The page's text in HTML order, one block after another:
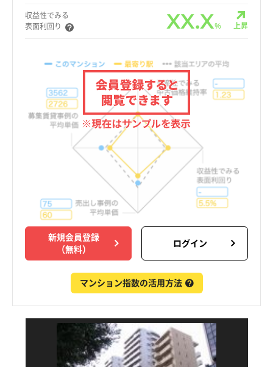
収益性でみる
表面利回り
XX.X% 上昇
新規会員登録
（無料）
ログイン
マンション指数の活用方法